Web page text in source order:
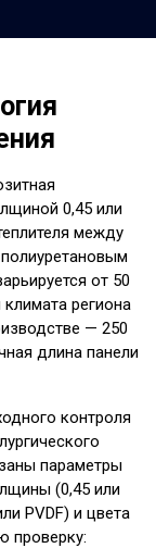
0,45 или
между
от 50
региона
— 250
длина панели
контроля
параметры
(0,45 или
PVDF) и цвета
проверку: